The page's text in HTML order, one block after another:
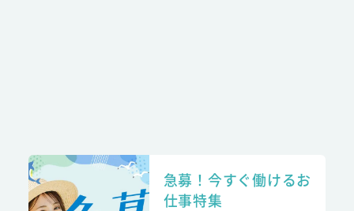
急募！今すぐ働けるお
仕事特集